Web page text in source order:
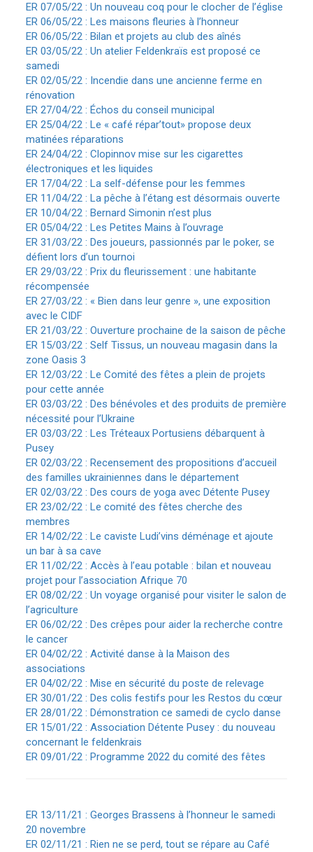
ER 07/05/22 : Un nouveau coq pour le clocher de l’église
ER 06/05/22 : Les maisons fleuries à l’honneur
ER 06/05/22 : Bilan et projets au club des aînés
ER 03/05/22 : Un atelier Feldenkraïs est proposé ce
samedi
ER 02/05/22 : Incendie dans une ancienne ferme en
rénovation
ER 27/04/22 : Échos du conseil municipal
ER 25/04/22 : Le « café répar’tout» propose deux
matinées réparations
ER 24/04/22 : Clopinnov mise sur les cigarettes
électroniques et les liquides
ER 17/04/22 : La self-défense pour les femmes
ER 11/04/22 : La pêche à l’étang est désormais ouverte
ER 10/04/22 : Bernard Simonin n’est plus
ER 05/04/22 : Les Petites Mains à l’ouvrage
ER 31/03/22 : Des joueurs, passionnés par le poker, se
défient lors d’un tournoi
ER 29/03/22 : Prix du fleurissement : une habitante
récompensée
ER 27/03/22 : « Bien dans leur genre », une exposition
avec le CIDF
ER 21/03/22 : Ouverture prochaine de la saison de pêche
ER 15/03/22 : Self Tissus, un nouveau magasin dans la
zone Oasis 3
ER 12/03/22 : Le Comité des fêtes a plein de projets
pour cette année
ER 03/03/22 : Des bénévoles et des produits de première
nécessité pour l’Ukraine
ER 03/03/22 : Les Tréteaux Portusiens débarquent à
Pusey
ER 02/03/22 : Recensement des propositions d’accueil
des familles ukrainiennes dans le département
ER 02/03/22 : Des cours de yoga avec Détente Pusey
ER 23/02/22 : Le comité des fêtes cherche des
membres
ER 14/02/22 : Le caviste Ludi’vins déménage et ajoute
un bar à sa cave
ER 11/02/22 : Accès à l’eau potable : bilan et nouveau
projet pour l’association Afrique 70
ER 08/02/22 : Un voyage organisé pour visiter le salon de
l’agriculture
ER 06/02/22 : Des crêpes pour aider la recherche contre
le cancer
ER 04/02/22 : Activité danse à la Maison des
associations
ER 04/02/22 : Mise en sécurité du poste de relevage
ER 30/01/22 : Des colis festifs pour les Restos du cœur
ER 28/01/22 : Démonstration ce samedi de cyclo danse
ER 15/01/22 : Association Détente Pusey : du nouveau
concernant le feldenkrais
ER 09/01/22 : Programme 2022 du comité des fêtes
ER 13/11/21 : Georges Brassens à l’honneur le samedi
20 novembre
ER 02/11/21 : Rien ne se perd, tout se répare au Café